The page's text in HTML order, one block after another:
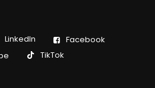
LinkedIn
Facebook
TikTok